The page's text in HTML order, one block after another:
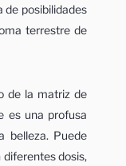
de posibilidades
terrestre de
de la matriz de
es una profusa
belleza. Puede
dosis,